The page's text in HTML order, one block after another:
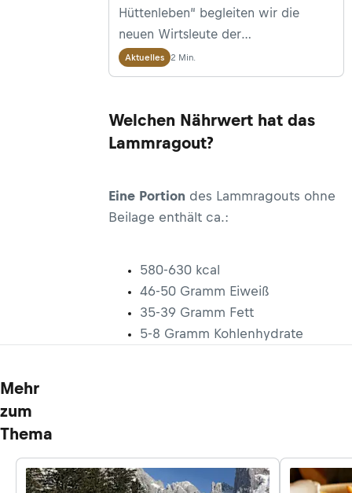
Hüttenleben“ begleiten wir die
neuen Wirtsleute der
Steinseehütte in Landeck in Tirol
durch ihre erste Saison. Hier halten
dem Laufenden.
Aktuelles 2 Min.
Welchen Nährwert hat das
Lammragout?
Eine Portion des Lammragouts ohne
Beilage enthält ca.:
580-630 kcal
46-50 Gramm Eiweiß
35-39 Gramm Fett
5-8 Gramm Kohlenhydrate
Mehr
zum
Thema